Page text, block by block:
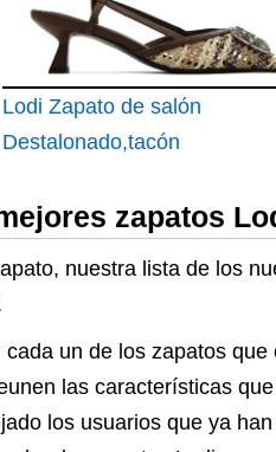
Lodi Zapato de salón
Destalonado,tacón
zapatos
nuestra lista de los
un de los zapatos
las características
los usuarios que ya